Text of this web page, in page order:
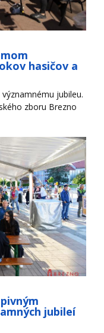
hasičov a
jubileu.
zboru Brezno
jubileí